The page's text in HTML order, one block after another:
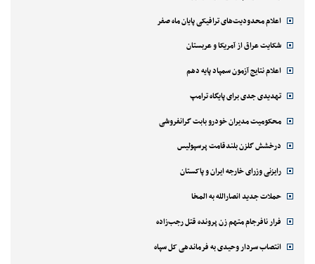
اعلام محدودیت‌های ترافیکی پایان ماه صفر
شکایت عراق از آمریکا و عربستان
اعلام نتایج آزمون سمپاد پایه دهم
تهدیدی جدی برای پایگاه ترامپ
محکومیت مدیران خودرو بابت گرانفروشی
درخشش گلزن بلندقامت پرسپولیس
رایزنی وزرای خارجه ایران و پاکستان
حملات جدید انصارالله به المخا
فرار نافرجام متهم زن پرونده قتل رجب‌زاده
انتصاب سردار وحیدی به فرماندهی کل سپاه